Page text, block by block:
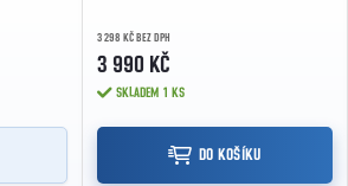
3 298 KČ BEZ DPH
3 990 KČ
SKLADEM 1 KS
DO KOŠÍKU